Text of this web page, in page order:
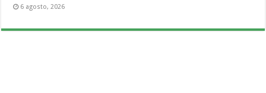
6 agosto, 2026